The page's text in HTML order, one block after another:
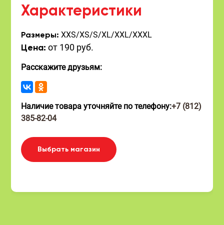
Характеристики
Размеры:XXS/XS/S/XL/XXL/XXXL
Цена: от 190 руб.
Расскажите друзьям:
Наличие товара уточняйте по телефону:+7 (812)
385-82-04
Выбрать магазин